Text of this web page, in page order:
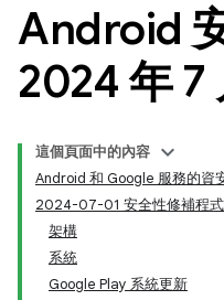
Android
2024 年 7
這個頁面中的內容
Android 和 Google 服務的資
2024-07-01 安全性修補程
架構
系統
Google Play 系統更新